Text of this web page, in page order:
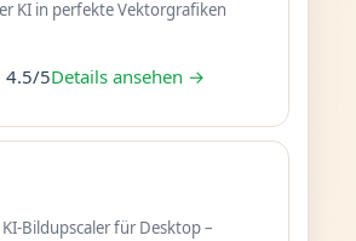
KI in perfekte Vektorgrafiken
5Details ansehen →
Bildupscaler für Desktop –